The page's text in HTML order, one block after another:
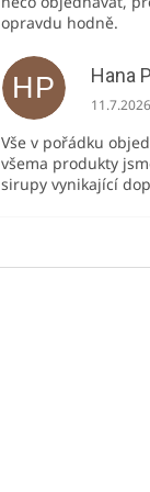
opravdu hodně.
HP Hana
11.7.2026
Vše v pořádku
všema produkty
sirupy vynikající